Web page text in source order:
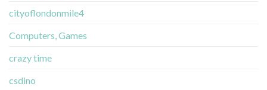
cityoflondonmile4
Computers, Games
crazy time
csdino